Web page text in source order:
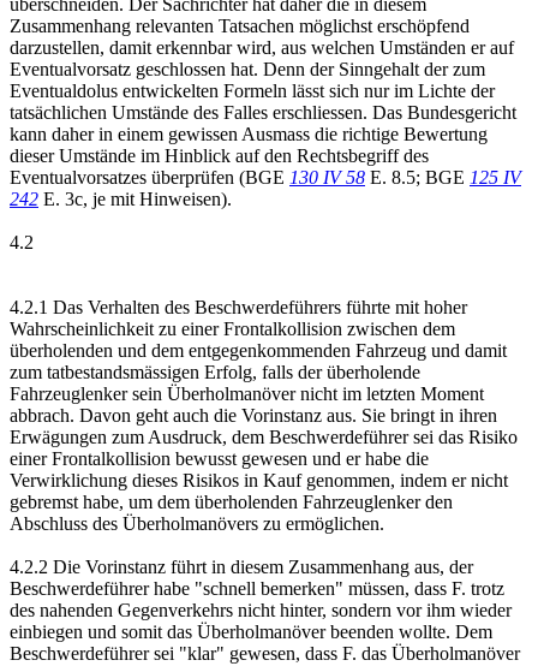
Zusammenhang relevanten Tatsachen möglichst erschöpfend
darzustellen, damit erkennbar wird, aus welchen Umständen er auf
Eventualvorsatz geschlossen hat. Denn der Sinngehalt der zum
Eventualdolus entwickelten Formeln lässt sich nur im Lichte der
tatsächlichen Umstände des Falles erschliessen. Das Bundesgericht
kann daher in einem gewissen Ausmass die richtige Bewertung
dieser Umstände im Hinblick auf den Rechtsbegriff des
Eventualvorsatzes überprüfen (BGE 130 IV 58 E. 8.5; BGE 125 IV
242 E. 3c, je mit Hinweisen).
4.2
4.2.1 Das Verhalten des Beschwerdeführers führte mit hoher
Wahrscheinlichkeit zu einer Frontalkollision zwischen dem
überholenden und dem entgegenkommenden Fahrzeug und damit
zum tatbestandsmässigen Erfolg, falls der überholende
Fahrzeuglenker sein Überholmanöver nicht im letzten Moment
abbrach. Davon geht auch die Vorinstanz aus. Sie bringt in ihren
Erwägungen zum Ausdruck, dem Beschwerdeführer sei das Risiko
einer Frontalkollision bewusst gewesen und er habe die
Verwirklichung dieses Risikos in Kauf genommen, indem er nicht
gebremst habe, um dem überholenden Fahrzeuglenker den
Abschluss des Überholmanövers zu ermöglichen.
4.2.2 Die Vorinstanz führt in diesem Zusammenhang aus, der
Beschwerdeführer habe "schnell bemerken" müssen, dass F. trotz
des nahenden Gegenverkehrs nicht hinter, sondern vor ihm wieder
einbiegen und somit das Überholmanöver beenden wollte. Dem
Beschwerdeführer sei "klar" gewesen, dass F. das Überholmanöver